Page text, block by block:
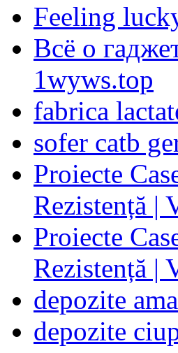
Feeling
Всё о
1wyws.top
fabrica
sofer catb
Proiecte
Rezistență |
Proiecte
Rezistență |
depozite
depozite